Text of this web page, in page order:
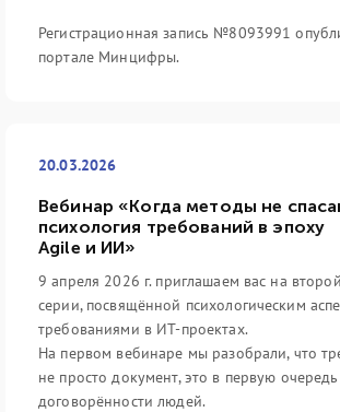
Регистрационная запись №8093991
портале Минцифры.
20.03.2026
Вебинар «Когда методы не
психология требований в эпоху
Agile и ИИ»
9 апреля 2026 г. приглашаем вас на
серии, посвящённой психологическим
требованиями в ИТ-проектах.
На первом вебинаре мы разобрали, что
не просто документ, это в первую очередь
договорённости людей.